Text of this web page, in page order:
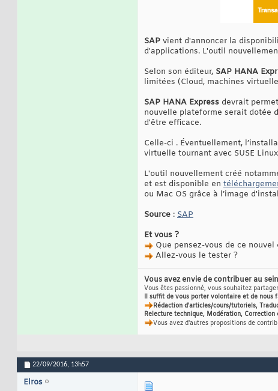
SAP vient d'annoncer la
d'applications. L'outil
Selon son éditeur, SAP HANA
limitées (Cloud, machines
SAP HANA Express devrait
nouvelle plateforme serait dotée
d'être efficace.
Celle-ci . Éventuellement,
virtuelle tournant avec SUSE
L'outil nouvellement créé
et est disponible en
ou Mac OS grâce à l’image
Source : SAP
Et vous ?
Que pensez-vous de ce nouvel
Allez-vous le tester ?
Vous avez envie de contribuer au
Vous êtes passionné, vous souhaitez
Il suffit de vous porter volontaire et de nous
Rédaction d'articles/cours/tutoriels,
Relecture technique, Modération, Correction
Vous avez d'autres propositions de
22/09/2016, 13h57
Elros